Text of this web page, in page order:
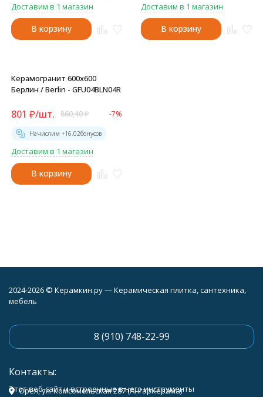
Доставим в 1 магазин
В корзину
Доставим в 1 магазин
В корзину
Керамогранит 600x600
Берлин / Berlin - GFU04BLN04R
801 ₽/шт. 860,40₽ -7%
Начислим +16.02бонусов
Доставим в 1 магазин
В корзину
2024-2026 © Керамкин.ру — Керамическая плитка, сантехника,
мебель
8 (910) 748-22-99
Контакты:
Орёл, ул. Комсомольская 287 (АнгарКерама)
Этот веб-сайт и встроенные в него инструменты